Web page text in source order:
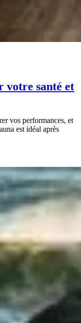
votre santé et
vos performances, et
est idéal après